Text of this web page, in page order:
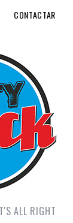
CONTACTAR
ALL RIGHT